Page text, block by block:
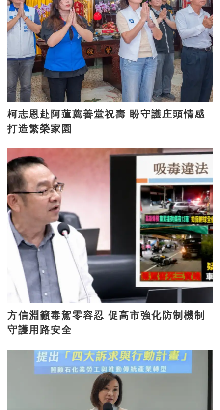
柯志恩赴阿蓮薦善堂祝壽 盼守護庄頭情感
打造繁榮家園
方信淵籲毒駕零容忍 促高市強化防制機制
守護用路安全